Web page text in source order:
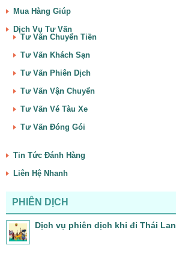
Mua Hàng Giúp
Dịch Vụ Tư Vấn
Tư Vấn Chuyển Tiền
Tư Vấn Khách Sạn
Tư Vấn Phiên Dịch
Tư Vấn Vận Chuyển
Tư Vấn Vé Tàu Xe
Tư Vấn Đóng Gói
Tin Tức Đánh Hàng
Liên Hệ Nhanh
PHIÊN DỊCH
Dịch vụ phiên dịch khi đi Thái Lan